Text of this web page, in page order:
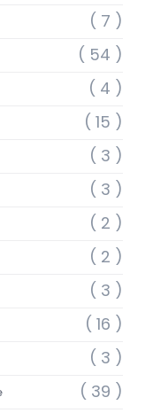
( 7 )
( 54 )
( 4 )
( 15 )
( 3 )
( 3 )
( 2 )
( 2 )
( 3 )
( 16 )
( 3 )
( 39 )